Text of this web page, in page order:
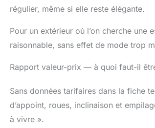
régulier, même si elle reste élégante.
Pour un extérieur où l’on cherche une
raisonnable, sans effet de mode trop
Rapport valeur-prix — à quoi faut-il
Sans données tarifaires dans la fiche
d’appoint, roues, inclinaison et
à vivre ».